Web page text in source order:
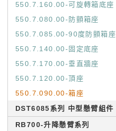
550.7.160.00-可旋轉箱底座
550.7.080.00-防顫箱座
550.7.085.00-90度防顫箱座
550.7.140.00-固定底座
550.7.170.00-垂直牆座
550.7.120.00-頂座
550.7.090.00-箱座
DST6085系列 中型懸臂組件
RB700-升降懸臂系列